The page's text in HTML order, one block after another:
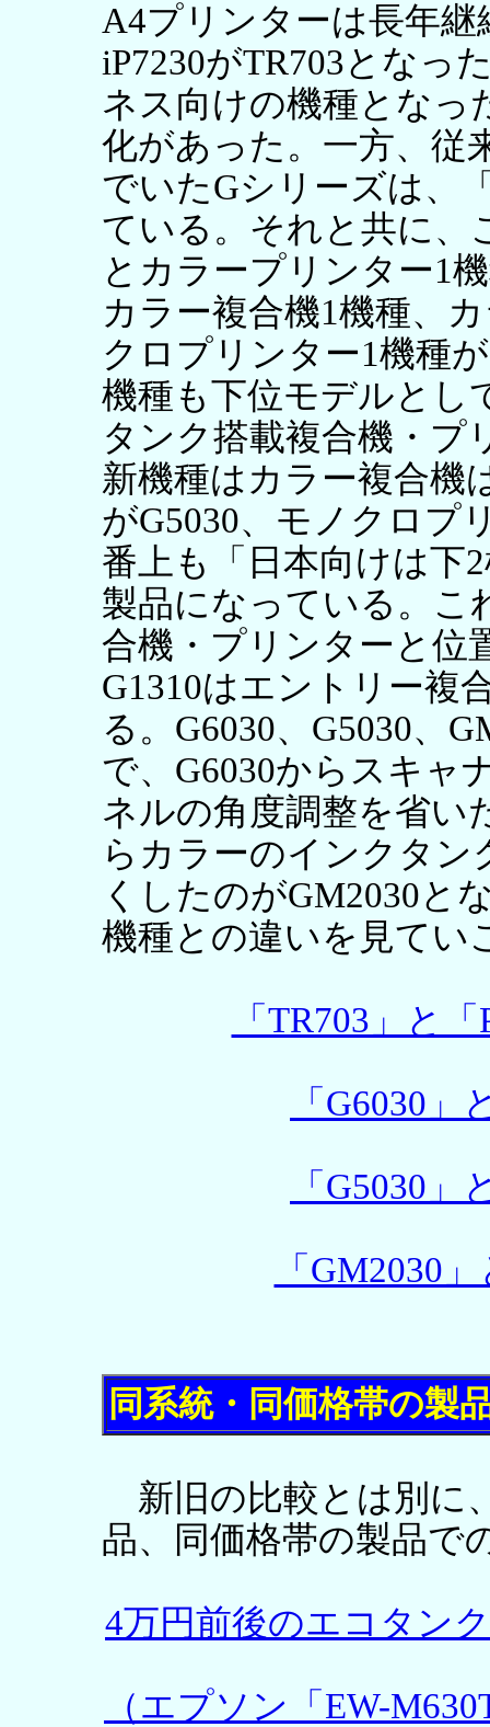
A4プリンターは長年
iP7230がTR703となっ
ネス向けの機種となっ
化があった。一方、従
でいたGシリーズは、
ている。それと共に、
とカラープリンター1
カラー複合機1機種、
クロプリンター1機種
機種も下位モデルとし
タンク搭載複合機・プ
新機種はカラー複合機
がG5030、モノクロプ
番上も「日本向けは下
製品になっている。こ
合機・プリンターと位
G1310はエントリー複
る。G6030、G5030、
で、G6030からスキャ
ネルの角度調整を省い
らカラーのインクタン
くしたのがGM2030と
機種との違いを見てい
「TR703」と
「G6030」
「G5030」
「GM2030
同系統・同価格帯の製
新旧の比較とは別に
品、同価格帯の製品で
4万円前後のエコタン
（エプソン「EW-